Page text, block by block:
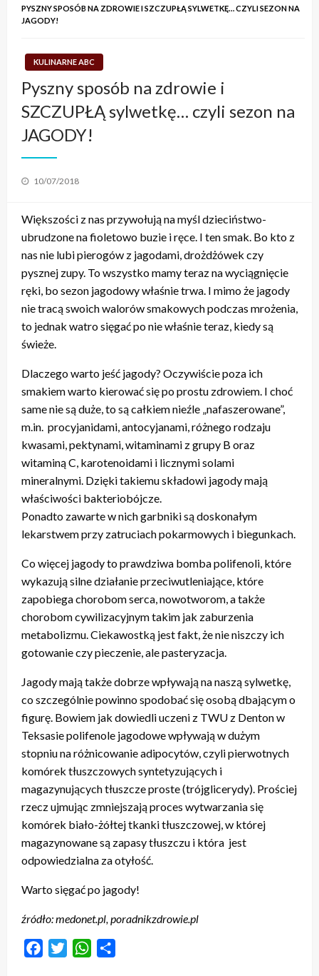
PYSZNY SPOSÓB NA ZDROWIE I SZCZUPŁĄ SYLWETKĘ… CZYLI SEZON NA
JAGODY!
KULINARNE ABC
Pyszny sposób na zdrowie i
SZCZUPŁĄ sylwetkę… czyli sezon na
JAGODY!
Posted
10/07/2018
Większości z nas przywołują na myśl dzieciństwo-
ubrudzone na fioletowo buzie i ręce. I ten smak. Bo kto z
nas nie lubi pierogów z jagodami, drożdżówek czy
pysznej zupy. To wszystko mamy teraz na wyciągnięcie
ręki, bo sezon jagodowy właśnie trwa. I mimo że jagody
nie tracą swoich walorów smakowych podczas mrożenia,
to jednak watro sięgać po nie właśnie teraz, kiedy są
świeże.
Dlaczego warto jeść jagody? Oczywiście poza ich
smakiem warto kierować się po prostu zdrowiem. I choć
same nie są duże, to są całkiem nieźle „nafaszerowane”,
m.in. procyjanidami, antocyjanami, różnego rodzaju
kwasami, pektynami, witaminami z grupy B oraz
witaminą C, karotenoidami i licznymi solami
mineralnymi. Dzięki takiemu składowi jagody mają
właściwości bakteriobójcze.
Ponadto zawarte w nich garbniki są doskonałym
lekarstwem przy zatruciach pokarmowych i biegunkach.
Co więcej jagody to prawdziwa bomba polifenoli, które
wykazują silne działanie przeciwutleniające, które
zapobiega chorobom serca, nowotworom, a także
chorobom cywilizacyjnym takim jak zaburzenia
metabolizmu. Ciekawostką jest fakt, że nie niszczy ich
gotowanie czy pieczenie, ale pasteryzacja.
Jagody mają także dobrze wpływają na naszą sylwetkę,
co szczególnie powinno spodobać się osobą dbającym o
figurę. Bowiem jak dowiedli uczeni z TWU z Denton w
Teksasie polifenole jagodowe wpływają w dużym
stopniu na różnicowanie adipocytów, czyli pierwotnych
komórek tłuszczowych syntetyzujących i
magazynujących tłuszcze proste (trójglicerydy). Prościej
rzecz ujmując zmniejszają proces wytwarzania się
komórek biało-żółtej tkanki tłuszczowej, w której
magazynowane są zapasy tłuszczu i która jest
odpowiedzialna za otyłość.
Warto sięgać po jagody!
źródło: medonet.pl, poradnikzdrowie.pl
FacebookTwitterWhatsApp